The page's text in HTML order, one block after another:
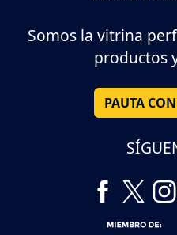
Somos la vitrina
productos
PAUTA